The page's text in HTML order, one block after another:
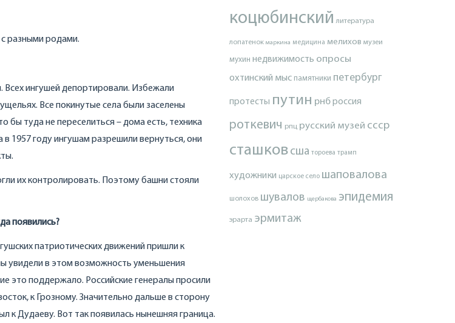
с разными родами.
Всех ингушей депортировали. Избежали
Все покинутые села были заселены
бы туда не переселиться – дома есть, техника
в 1957 году ингушам разрешили вернуться, они
их контролировать. Поэтому башни стояли
появились?
патриотических движений пришли к
увидели в этом возможность уменьшения
это поддержало. Российские генералы просили
к Грозному. Значительно дальше в сторону
к Дудаеву. Вот так появилась нынешняя граница.
коцюбинский литература
лопатенок маркина медицина мелихов музеи
мухин недвижимость опросы
охтинский мыс памятники петербург
протесты путин рнброссия
роткевич рпц русский музей ссср
сташков сша тороева трамп
художники царское село шаповалова
шолохов шувалов щербакова эпидемия
эрарта эрмитаж